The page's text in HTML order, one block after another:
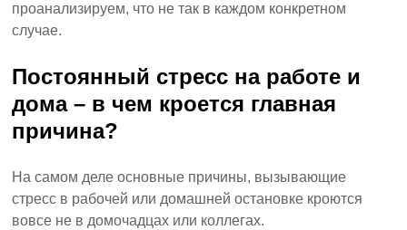
проанализируем, что не так в каждом конкретном
случае.
Постоянный стресс на работе и
дома – в чем кроется главная
причина?
На самом деле основные причины, вызывающие
стресс в рабочей или домашней остановке кроются
вовсе не в домочадцах или коллегах.